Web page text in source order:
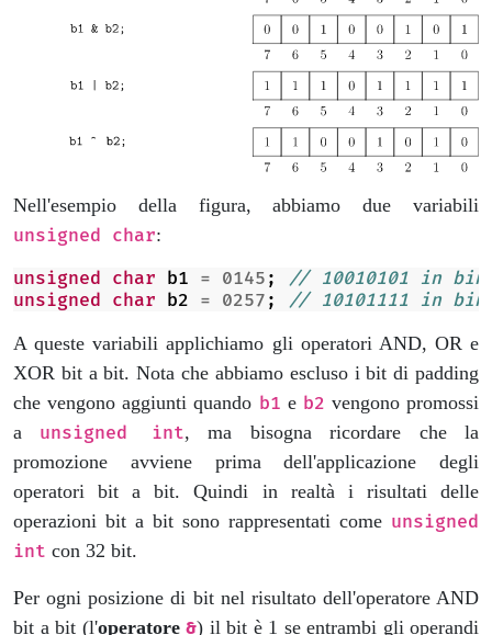
Nell'esempio della figura, abbiamo due variabili
unsigned char:
unsigned char b1 = 0145 ;
// 10010101 in
unsigned char b2 = 0257 ;
// 10101111 in
A queste variabili applichiamo gli operatori AND, OR e
XOR bit a bit. Nota che abbiamo escluso i bit di padding
che vengono aggiunti quando b1 e b2 vengono promossi
a unsigned int, ma bisogna ricordare che la
promozione avviene prima dell'applicazione degli
operatori bit a bit. Quindi in realtà i risultati delle
operazioni bit a bit sono rappresentati come unsigned
int con 32 bit.
Per ogni posizione di bit nel risultato dell'operatore AND
bit a bit (l'operatore &) il bit è 1 se entrambi gli operandi